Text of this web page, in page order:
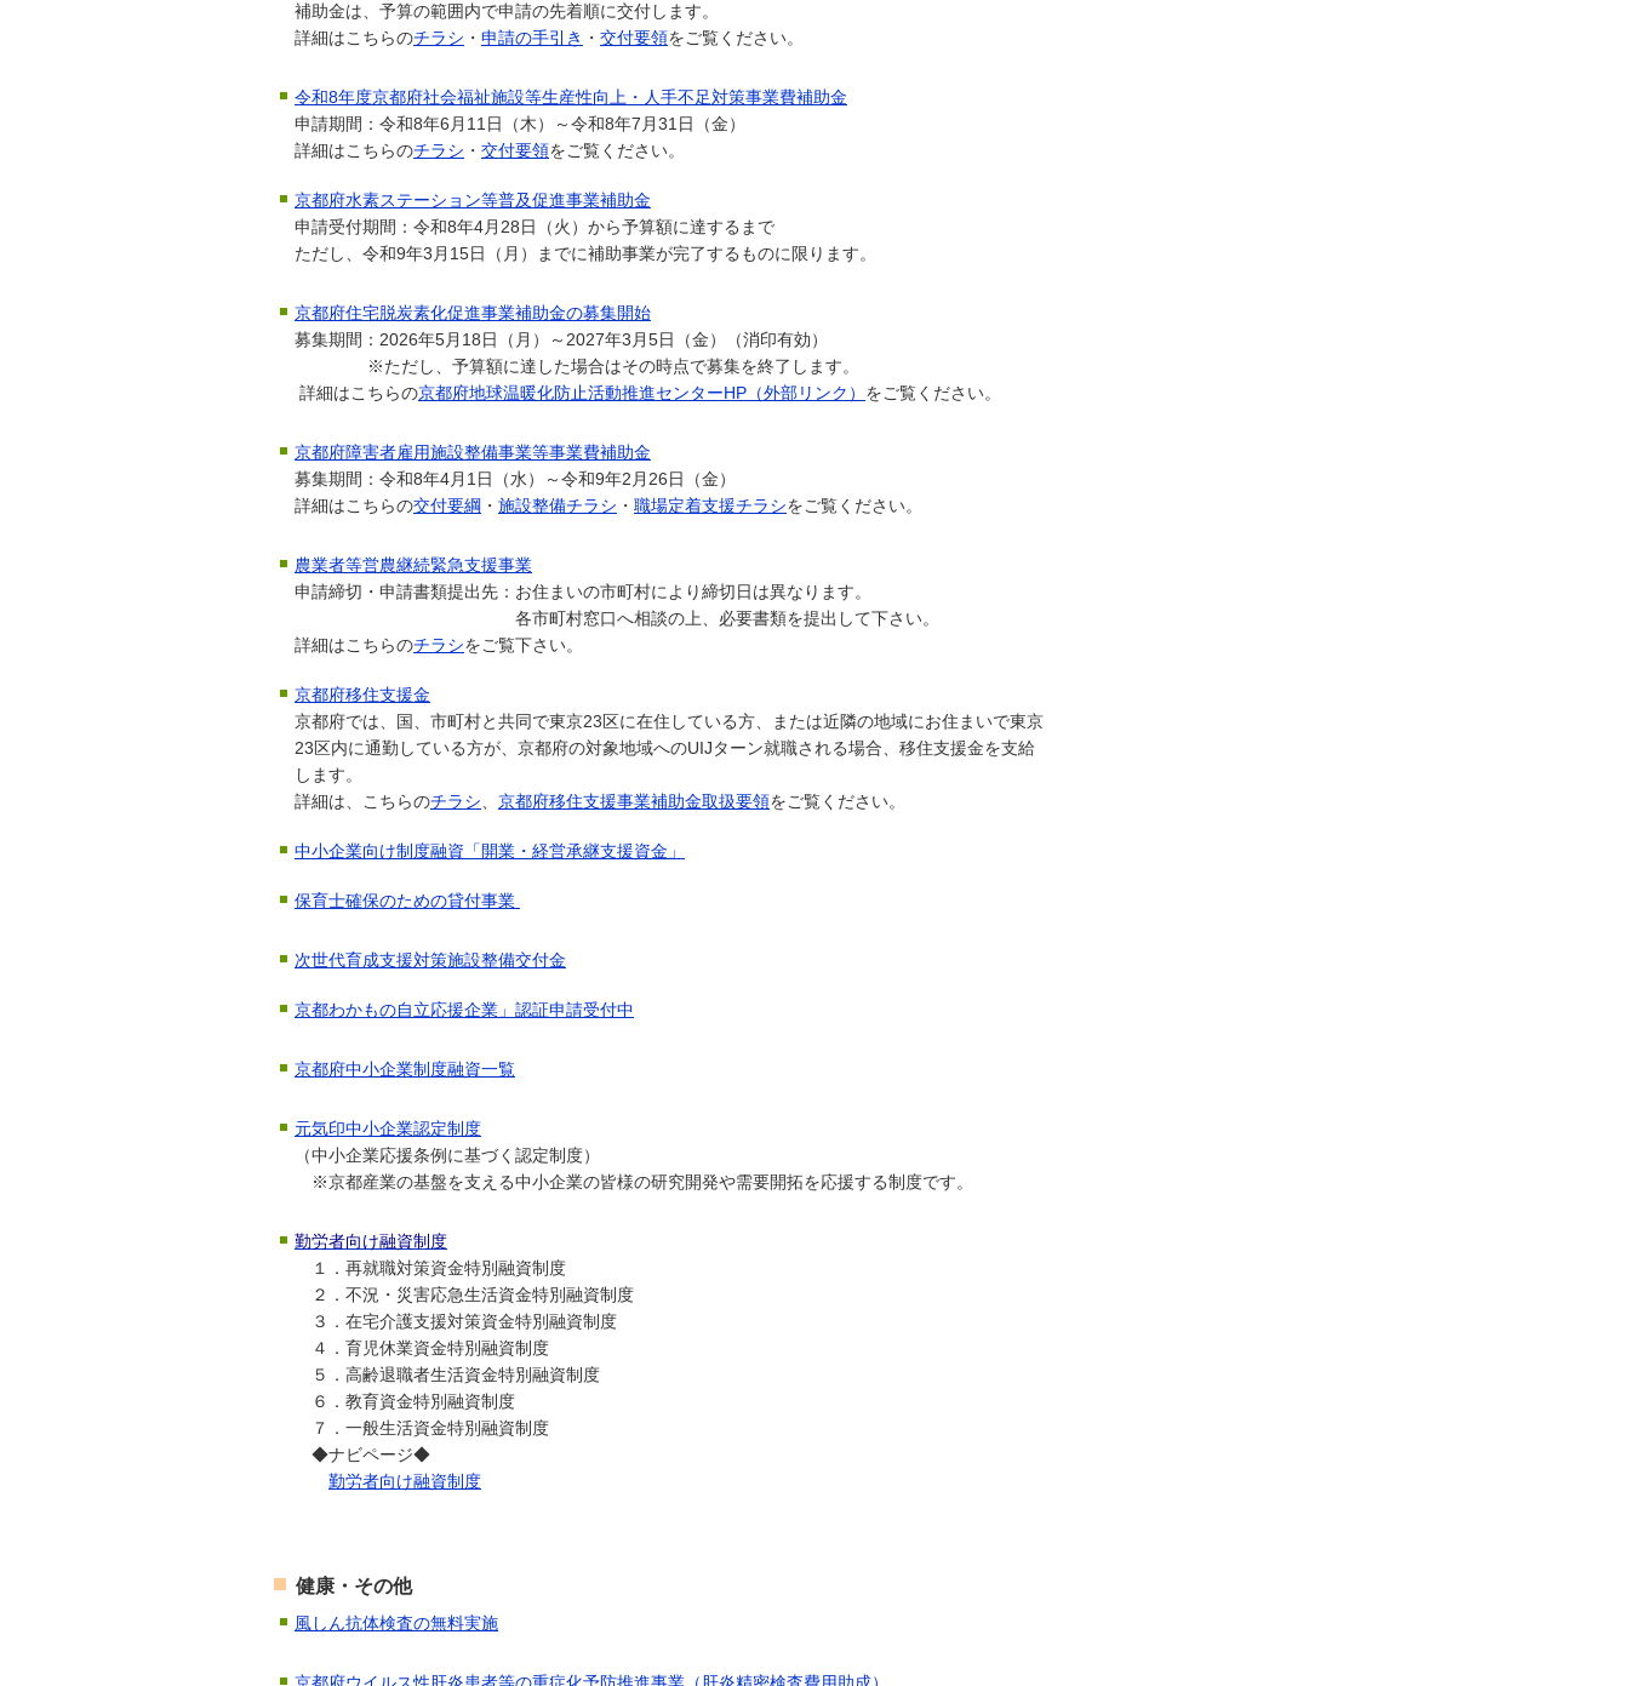
補助金は、予算の範囲内で申請の先着順に交付します。
詳細はこちらのチラシ ・ 申請の手引き ・ 交付要領をご覧ください。
令和8年度京都府社会福祉施設等生産性向上・人手不足対策事業費補助金
申請期間：令和8年6月11日（木）～令和8年7月31日（金）
詳細はこちらのチラシ ・ 交付要領をご覧ください。
京都府水素ステーション等普及促進事業補助金
申請受付期間：令和8年4月28日（火）から予算額に達するまで
ただし、令和9年3月15日（月）までに補助事業が完了するものに限ります。
京都府住宅脱炭素化促進事業補助金の募集開始
募集期間：2026年5月18日（月）～2027年3月5日（金）（消印有効）
※ただし、予算額に達した場合はその時点で募集を終了します。
詳細はこちらの京都府地球温暖化防止活動推進センターHP（外部リンク） をご覧ください。
京都府障害者雇用施設整備事業等事業費補助金
募集期間：令和8年4月1日（水）～令和9年2月26日（金）
詳細はこちらの交付要綱 ・ 施設整備チラシ ・ 職場定着支援チラシをご覧ください。
農業者等営農継続緊急支援事業
申請締切・申請書類提出先：お住まいの市町村により締切日は異なります。
各市町村窓口へ相談の上、必要書類を提出して下さい。
詳細はこちらのチラシをご覧下さい。
京都府移住支援金
京都府では、国、市町村と共同で東京23区に在住している方、または近隣の地域にお住まいで東京
23区内に通勤している方が、京都府の対象地域へのUIJターン就職される場合、移住支援金を支給
します。
詳細は、こちらのチラシ、 京都府移住支援事業補助金取扱要領をご覧ください。
中小企業向け制度融資「開業・経営承継支援資金」
保育士確保のための貸付事業
次世代育成支援対策施設整備交付金
京都わかもの自立応援企業」認証申請受付中
京都府中小企業制度融資一覧
元気印中小企業認定制度
（中小企業応援条例に基づく認定制度）
※京都産業の基盤を支える中小企業の皆様の研究開発や需要開拓を応援する制度です。
勤労者向け融資制度
１．再就職対策資金特別融資制度
２．不況・災害応急生活資金特別融資制度
３．在宅介護支援対策資金特別融資制度
４．育児休業資金特別融資制度
５．高齢退職者生活資金特別融資制度
６．教育資金特別融資制度
７．一般生活資金特別融資制度
◆ナビページ◆
勤労者向け融資制度
健康・その他
風しん抗体検査の無料実施